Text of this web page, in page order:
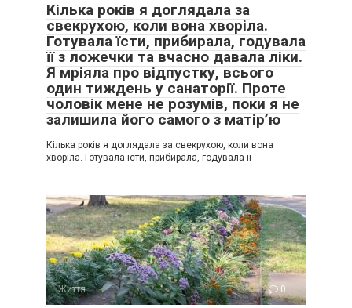
Кілька років я доглядала за
свекрухою, коли вона хворіла.
Готувала їсти, прибирала, годувала
її з ложечки та вчасно давала ліки.
Я мріяла про відпустку, всього
один тиждень у санаторії. Проте
чоловік мене не розумів, поки я не
залишила його самого з матір’ю
Кілька років я доглядала за свекрухою, коли вона
хворіла. Готувала їсти, прибирала, годувала її
Життя 0